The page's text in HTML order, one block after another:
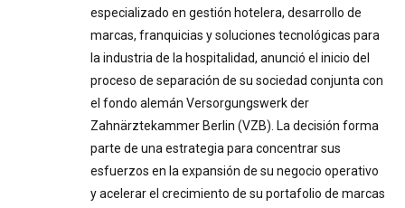
especializado en gestión hotelera, desarrollo de
marcas, franquicias y soluciones tecnológicas para
la industria de la hospitalidad, anunció el inicio del
proceso de separación de su sociedad conjunta con
el fondo alemán Versorgungswerk der
Zahnärztekammer Berlin (VZB). La decisión forma
parte de una estrategia para concentrar sus
esfuerzos en la expansión de su negocio operativo
y acelerar el crecimiento de su portafolio de marcas